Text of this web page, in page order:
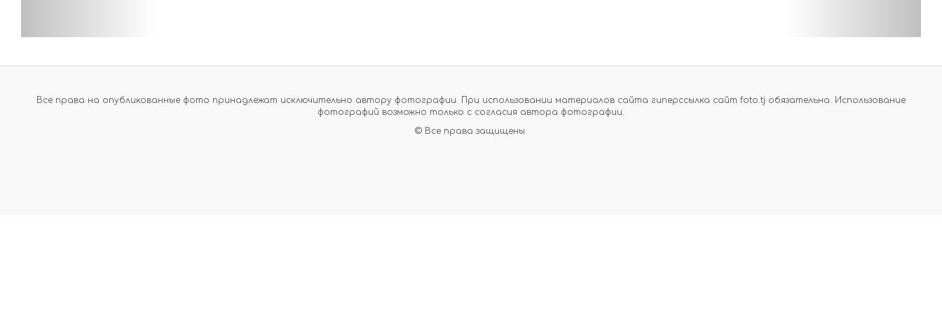
Все права на опубликованные фото принадлежат исключительно автору фотографии. При использовании материалов сайта гиперссылка сайт foto.tj обязательна. Использование
фотографий возможно только с согласия автора фотографии.
© Все права защищены.